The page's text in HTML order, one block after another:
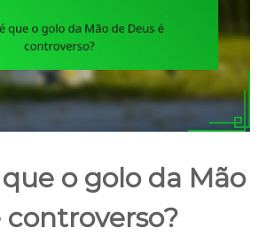
o golo da Mão
controverso?